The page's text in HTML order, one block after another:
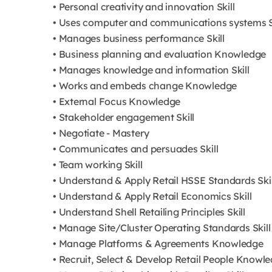
• Personal creativity and innovation Skill
• Uses computer and communications systems
• Manages business performance Skill
• Business planning and evaluation Knowledge
• Manages knowledge and information Skill
• Works and embeds change Knowledge
• External Focus Knowledge
• Stakeholder engagement Skill
• Negotiate - Mastery
• Communicates and persuades Skill
• Team working Skill
• Understand & Apply Retail HSSE Standards
• Understand & Apply Retail Economics Skill
• Understand Shell Retailing Principles Skill
• Manage Site/Cluster Operating Standards Skill
• Manage Platforms & Agreements Knowledge
• Recruit, Select & Develop Retail People